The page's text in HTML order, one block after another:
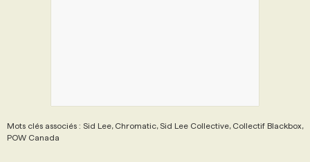
Mots clés associés : Sid Lee, Chromatic, Sid Lee Collective, Collectif Blackbox,
POW Canada